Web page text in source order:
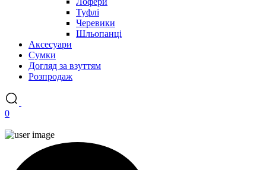
Туфлі
Черевики
Шльопанці
Аксесуари
Сумки
Догляд за взуттям
Розпродаж
0